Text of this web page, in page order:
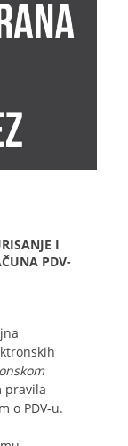
I
PDV-
pravila
o PDV-u.